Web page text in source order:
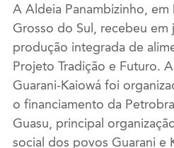
A Aldeia Panambizinho,
Grosso do Sul, recebeu
produção integrada de
Projeto Tradição e Futuro.
Guarani-Kaiowá foi
o financiamento da
Guasu, principal
social dos povos Guarani e